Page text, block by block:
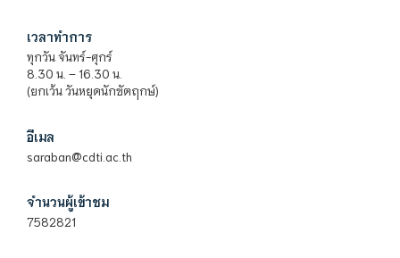
เวลาทำการ
ทุกวัน จันทร์-ศุกร์
8.30 น. – 16.30 น.
(ยกเว้น วันหยุดนักขัตฤกษ์)
อีเมล
saraban@cdti.ac.th
จำนวนผู้เข้าชม
7582821